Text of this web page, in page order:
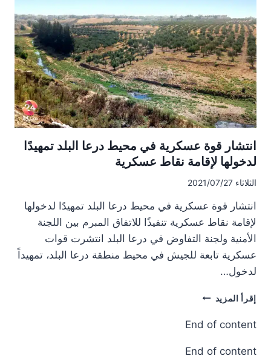
الأحداث
الأخيرة
انتشار قوة عسكرية في محيط درعا البلد تمهيدًا
لدخولها لإقامة نقاط عسكرية
الثلاثاء 2021/07/27
انتشار قوة عسكرية في محيط درعا البلد تمهيدًا لدخولها
لإقامة نقاط عسكرية تنفيذًا للاتفاق المبرم بين اللجنة
الأمنية ولجنة التفاوض في درعا البلد انتشرت قوات
عسكرية تابعة للجيش في محيط منطقة درعا البلد، تمهيداً
لدخول…
إقرأ المزيد انتشار
عسكرية
محيط
End of content
End of content